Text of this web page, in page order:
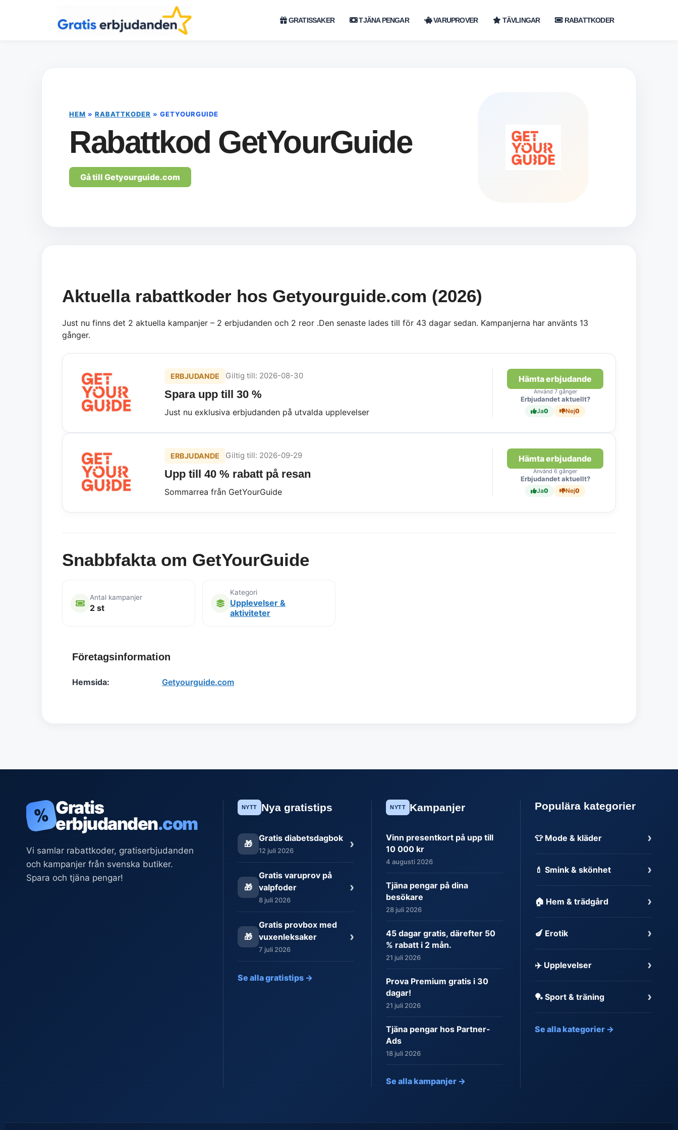
GRATISSAKER TJÄNA PENGAR VARUPROVER TÄVLINGAR RABATTKODER
HEM »RABATTKODER » GETYOURGUIDE
Rabattkod GetYourGuide
Gå till Getyourguide.com
Aktuella rabattkoder hos Getyourguide.com (2026)
Just nu finns det 2 aktuella kampanjer – 2 erbjudanden och 2 reor .Den senaste lades till för 43 dagar sedan. Kampanjerna har använts 13
gånger.
ERBJUDANDE Giltig till: 2026-08-30
Spara upp till 30 %
Just nu exklusiva erbjudanden på utvalda upplevelser
Hämta erbjudande
Använd 7 gånger
Erbjudandet aktuellt?
Ja0 Nej0
ERBJUDANDE Giltig till: 2026-09-29
Upp till 40 % rabatt på resan
Sommarrea från GetYourGuide
Hämta erbjudande
Använd 6 gånger
Erbjudandet aktuellt?
Ja0 Nej0
Snabbfakta om GetYourGuide
Antal kampanjer
2 st
Kategori
Upplevelser &
aktiviteter
Företagsinformation
Hemsida: Getyourguide.com
% Gratis
erbjudanden.com
Vi samlar rabattkoder, gratiserbjudanden
och kampanjer från svenska butiker.
Spara och tjäna pengar!
NYTT Nya gratistips
🎁
Gratis diabetsdagbok
12 juli 2026 ›
🎁
Gratis varuprov på
valpfoder
8 juli 2026
›
🎁
Gratis provbox med
vuxenleksaker
7 juli 2026
›
Se alla gratistips →
NYTT Kampanjer
Vinn presentkort på upp till
10 000 kr
4 augusti 2026
Tjäna pengar på dina
besökare
28 juli 2026
45 dagar gratis, därefter 50
% rabatt i 2 mån.
21 juli 2026
Prova Premium gratis i 30
dagar!
21 juli 2026
Tjäna pengar hos Partner-
Ads
18 juli 2026
Se alla kampanjer →
Populära kategorier
👕 Mode & kläder ›
💄 Smink & skönhet ›
🏠 Hem & trädgård ›
🍆 Erotik ›
✈️ Upplevelser ›
🏓 Sport & träning ›
Se alla kategorier →